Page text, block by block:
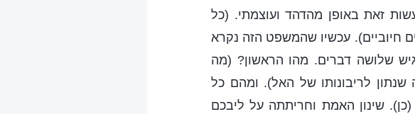
זאת באופן מהדהד ועוצמתי. (כל
חיוביים). עכשיו שהמשפט הזה נקרא
שלושה דברים. מהו הראשון? (מה
לריבונותו של האל). ומהם כל
שינון האמת וחריתתה על ליבכם